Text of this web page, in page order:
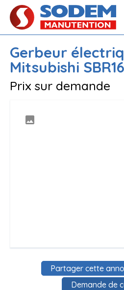
Gerbeur
Mitsubishi
Prix sur demande
Demande de
Partager cette